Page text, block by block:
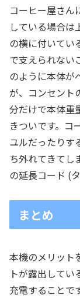
コーヒー屋さん
している場合は
の横に付いてい
で支えられない
のように本体が
が、コンセント
分だけで本体重
きついです。コ
ユルだったりす
ち外れてきてし
の延長コード (
まとめ
本機のメリット
トが露出して
充電することで